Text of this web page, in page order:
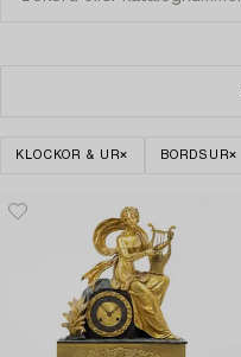
KLOCKOR & UR BORDSUR